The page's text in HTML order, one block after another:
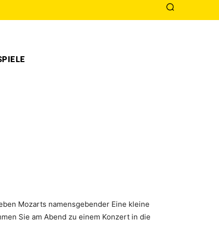
Mozarts namensgebender Eine kleine
Sie am Abend zu einem Konzert in die